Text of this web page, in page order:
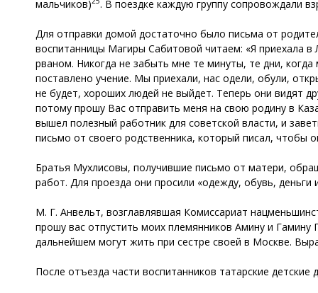
мальчиков) . В поездке каждую группу сопровождали
Для отправки домой достаточно было письма от
воспитанницы Магиры Сабитовой читаем: «Я приехала в
рваном. Никогда не забыть мне те минуты, те дни,
поставлено учение. Мы приехали, нас одели, обули,
не будет, хороших людей не выйдет. Теперь они видят
потому прошу Вас отправить меня на свою родину в
вышел полезный работник для советской власти, и
письмо от своего родственника, который писал,
Братья Мухлисовы, получившие письмо от матери,
работ. Для проезда они просили «одежду, обувь,
М. Г. Анвельт, возглавлявшая Комиссариат
прошу вас отпустить моих племянников Амину и
дальнейшем могут жить при сестре своей в Москве.
После отъезда части воспитанников татарские